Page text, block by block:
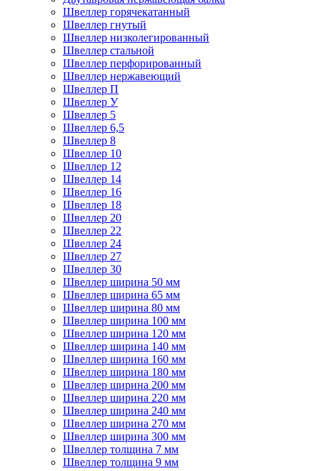
Швеллер горячекатанный
Швеллер гнутый
Швеллер низколегированный
Швеллер стальной
Швеллер перфорированный
Швеллер нержавеющий
Швеллер П
Швеллер У
Швеллер 5
Швеллер 6,5
Швеллер 8
Швеллер 10
Швеллер 12
Швеллер 14
Швеллер 16
Швеллер 18
Швеллер 20
Швеллер 22
Швеллер 24
Швеллер 27
Швеллер 30
Швеллер ширина 50 мм
Швеллер ширина 65 мм
Швеллер ширина 80 мм
Швеллер ширина 100 мм
Швеллер ширина 120 мм
Швеллер ширина 140 мм
Швеллер ширина 160 мм
Швеллер ширина 180 мм
Швеллер ширина 200 мм
Швеллер ширина 220 мм
Швеллер ширина 240 мм
Швеллер ширина 270 мм
Швеллер ширина 300 мм
Швеллер толщина 7 мм
Швеллер толщина 9 мм